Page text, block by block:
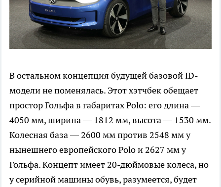
В остальном концепция будущей базовой ID-
модели не поменялась. Этот хэтчбек обещает
простор Гольфа в габаритах Polo: его длина —
4050 мм, ширина — 1812 мм, высота — 1530 мм.
Колесная база — 2600 мм против 2548 мм у
нынешнего европейского Polo и 2627 мм у
Гольфа. Концепт имеет 20-дюймовые колеса, но
у серийной машины обувь, разумеется, будет